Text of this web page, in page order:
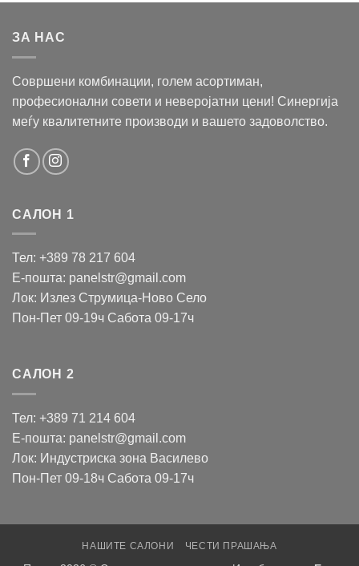
ЗА НАС
Совршени комбинации, голем асортиман,
професионални совети и неверојатни цени! Синергија
меѓу квалитетните производи и вашето задоволство.
САЛОН 1
Тел: +389 78 217 604
Е-пошта: panelstr@gmail.com
Лок: Излез Струмица-Ново Село
Пон-Пет 09-19ч Сабота 09-17ч
САЛОН 2
Тел: +389 71 214 604
Е-пошта: panelstr@gmail.com
Лок: Индустриска зона Василево
Пон-Пет 09-18ч Сабота 09-17ч
НАШИТЕ САЛОНИ ЧЕСТИ ПРАШАЊА